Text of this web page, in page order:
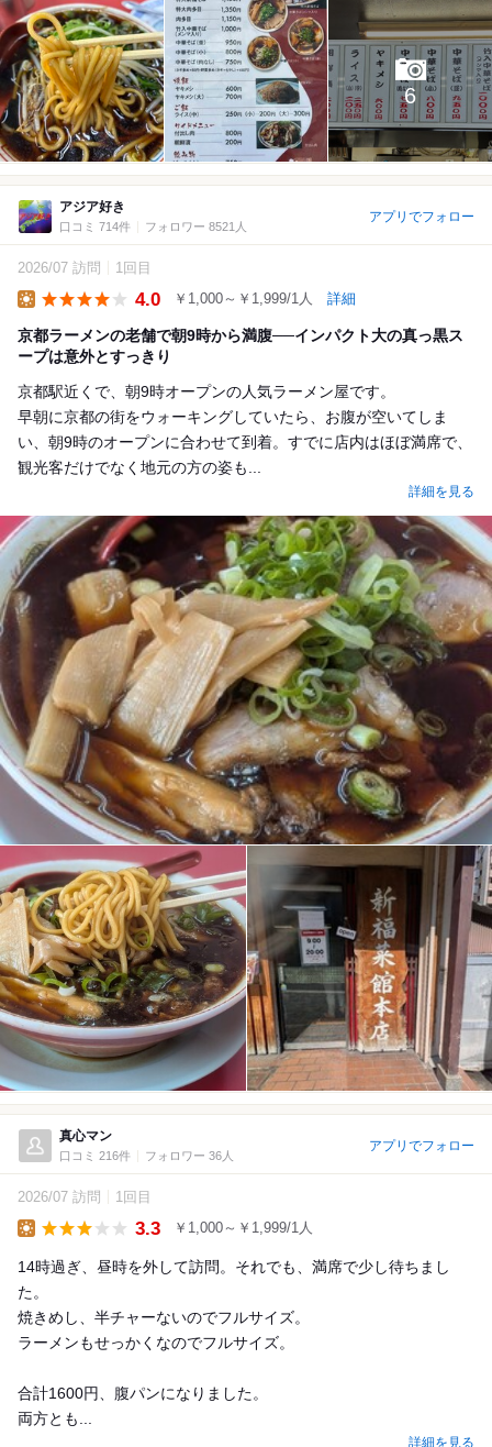
6
アジア好き
口コミ 714件 フォロワー 8521人
アプリでフォロー
2026/07 訪問 1回目
4.0 ￥1,000～￥1,999/1人 詳細
京都ラーメンの老舗で朝9時から満腹──インパクト大の真っ黒ス
ープは意外とすっきり
京都駅近くで、朝9時オープンの人気ラーメン屋です。
早朝に京都の街をウォーキングしていたら、お腹が空いてしま
い、朝9時のオープンに合わせて到着。すでに店内はほぼ満席で、
観光客だけでなく地元の方の姿も...
詳細を見る
真心マン
口コミ 216件 フォロワー 36人
アプリでフォロー
2026/07 訪問 1回目
3.3 ￥1,000～￥1,999/1人
14時過ぎ、昼時を外して訪問。それでも、満席で少し待ちまし
た。
焼きめし、半チャーないのでフルサイズ。
ラーメンもせっかくなのでフルサイズ。
合計1600円、腹パンになりました。
両方とも...
詳細を見る